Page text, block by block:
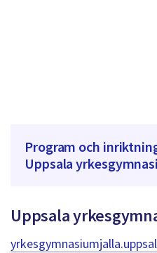
Program och
Uppsala
Uppsala